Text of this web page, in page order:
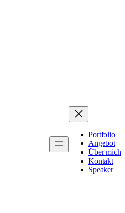
Portfolio
Angebot
Über mich
Kontakt
Speaker